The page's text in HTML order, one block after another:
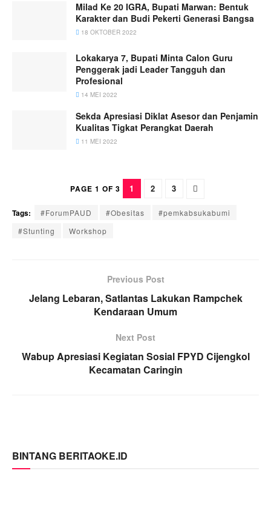
Milad Ke 20 IGRA, Bupati Marwan: Bentuk
Karakter dan Budi Pekerti Generasi Bangsa
18 OKTOBER 2022
Lokakarya 7, Bupati Minta Calon Guru
Penggerak jadi Leader Tangguh dan
Profesional
14 MEI 2022
Sekda Apresiasi Diklat Asesor dan Penjamin
Kualitas Tigkat Perangkat Daerah
11 MEI 2022
PAGE 1 OF 3 1 2 3
Tags: #ForumPAUD #Obesitas
#pemkabsukabumi
#Stunting
Workshop
Previous Post
Jelang Lebaran, Satlantas Lakukan Rampchek
Kendaraan Umum
Next Post
Wabup Apresiasi Kegiatan Sosial FPYD Cijengkol
Kecamatan Caringin
BINTANG BERITAOKE.ID